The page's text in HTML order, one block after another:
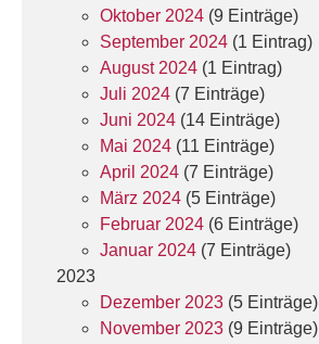
Oktober 2024 (9 Einträge)
September 2024 (1 Eintrag)
August 2024 (1 Eintrag)
Juli 2024 (7 Einträge)
Juni 2024 (14 Einträge)
Mai 2024 (11 Einträge)
April 2024 (7 Einträge)
März 2024 (5 Einträge)
Februar 2024 (6 Einträge)
Januar 2024 (7 Einträge)
2023
Dezember 2023 (5 Einträge)
November 2023 (9 Einträge)